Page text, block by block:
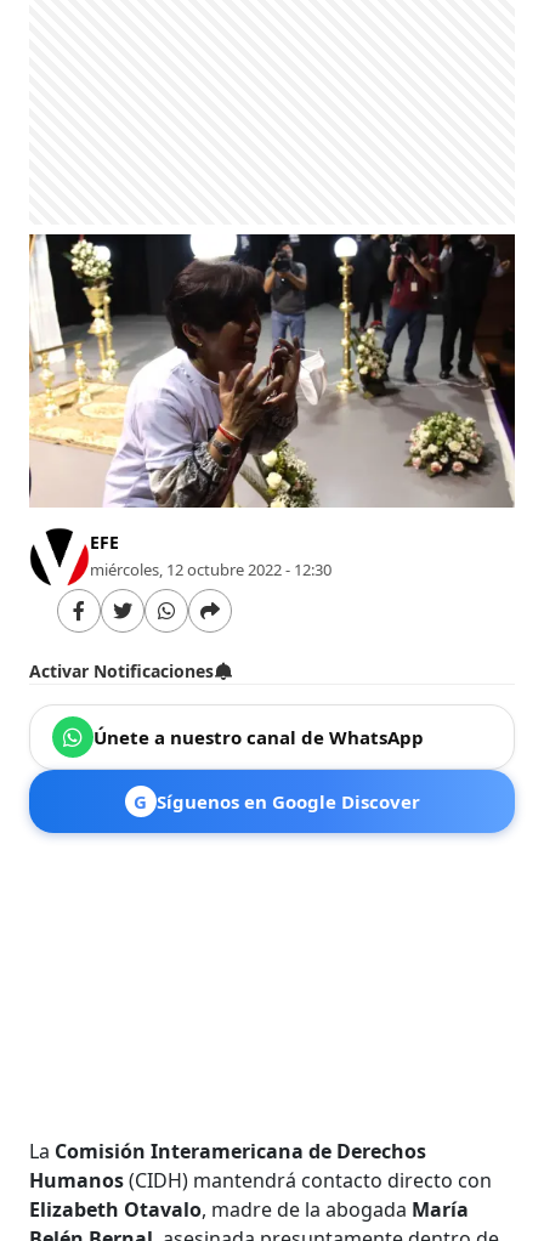
EFE
miércoles, 12 octubre 2022 - 12:30
Activar Notificaciones
Únete a nuestro canal de WhatsApp
G Síguenos en Google Discover
La Comisión Interamericana de Derechos
Humanos(CIDH) mantendrá contacto directo con
Elizabeth Otavalo, madre de la abogada María